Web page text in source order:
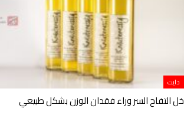
دايت
خل التفاح السر وراء فقدان الوزن بشكل طبيعي